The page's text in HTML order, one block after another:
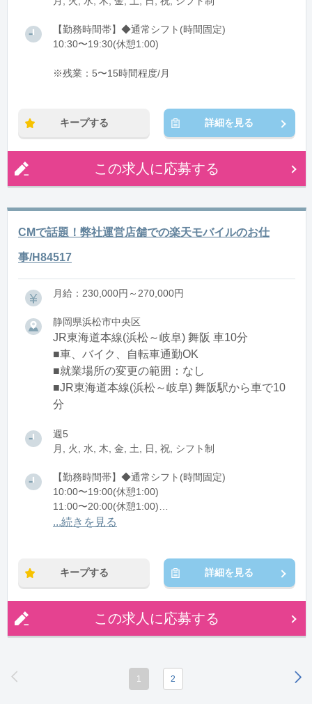
【勤務時間帯】◆通常シフト(時間固定)
10:30〜19:30(休憩1:00)
※残業：5〜15時間程度/月
キープする 詳細を見る
この求人に応募する
CMで話題！弊社運営店舗での楽天モバイルのお仕
事/H84517
月給：230,000円～270,000円
静岡県浜松市中央区
JR東海道本線(浜松～岐阜) 舞阪 車10分
■車、バイク、自転車通勤OK
■就業場所の変更の範囲：なし
■JR東海道本線(浜松～岐阜) 舞阪駅から車で10
分
週5
月, 火, 水, 木, 金, 土, 日, 祝, シフト制
【勤務時間帯】◆通常シフト(時間固定)
10:00〜19:00(休憩1:00)
11:00〜20:00(休憩1:00)
12:00〜21:00(休憩1:00)
...続きを見る
キープする 詳細を見る
この求人に応募する
1 2